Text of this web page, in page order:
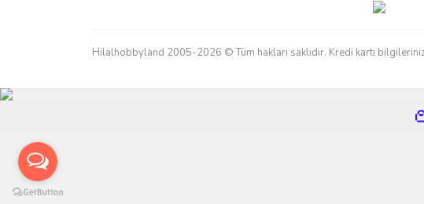
Hilalhobbyland 2005-2026 © Tüm hakları saklıdır. Kredi kartı